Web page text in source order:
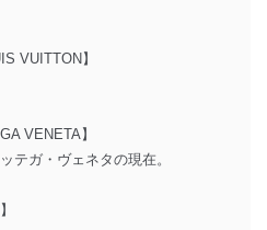
VUITTON】
VENETA】
テガ・ヴェネタの現在。